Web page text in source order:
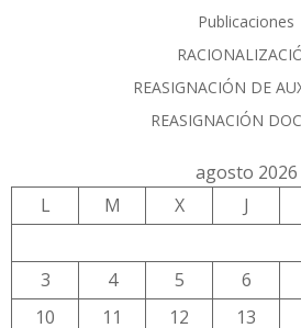
Publicaciones
REASIGNACIÓN DE
REASIGNACIÓN
agosto 2026
L
M X J
3
4 5 6
10
11 12 13